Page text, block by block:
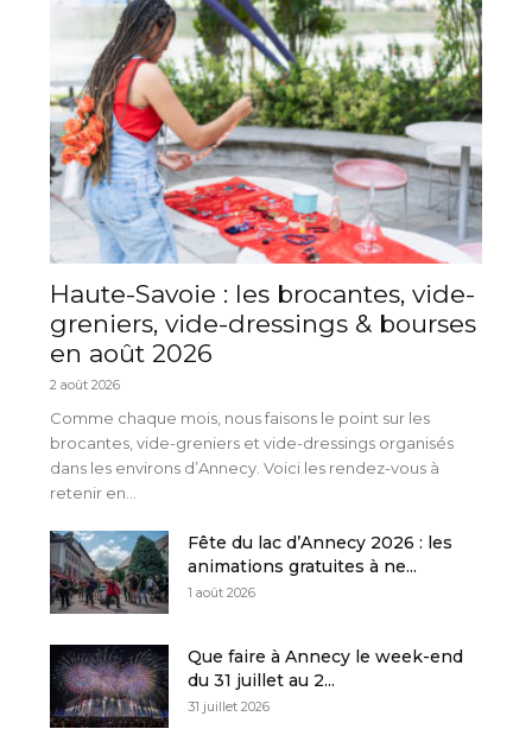
Haute-Savoie : les brocantes, vide-
greniers, vide-dressings & bourses
en août 2026
2 août 2026
Comme chaque mois, nous faisons le point sur les
brocantes, vide-greniers et vide-dressings organisés
dans les environs d’Annecy. Voici les rendez-vous à
retenir en...
Fête du lac d’Annecy 2026 : les
animations gratuites à ne...
1 août 2026
Que faire à Annecy le week-end
du 31 juillet au 2...
31 juillet 2026